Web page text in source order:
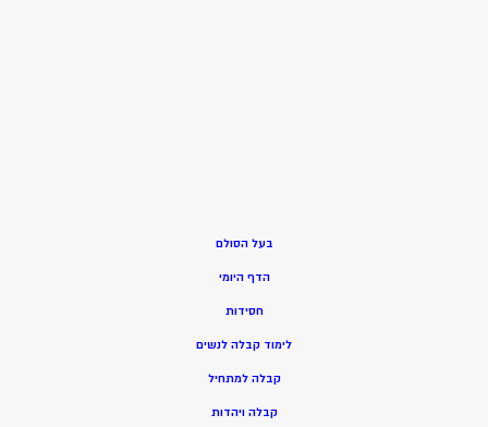
בעל הסולם
הדף היומי
חסידות
לימוד קבלה לנשים
קבלה למתחיל
קבלה ויהדות